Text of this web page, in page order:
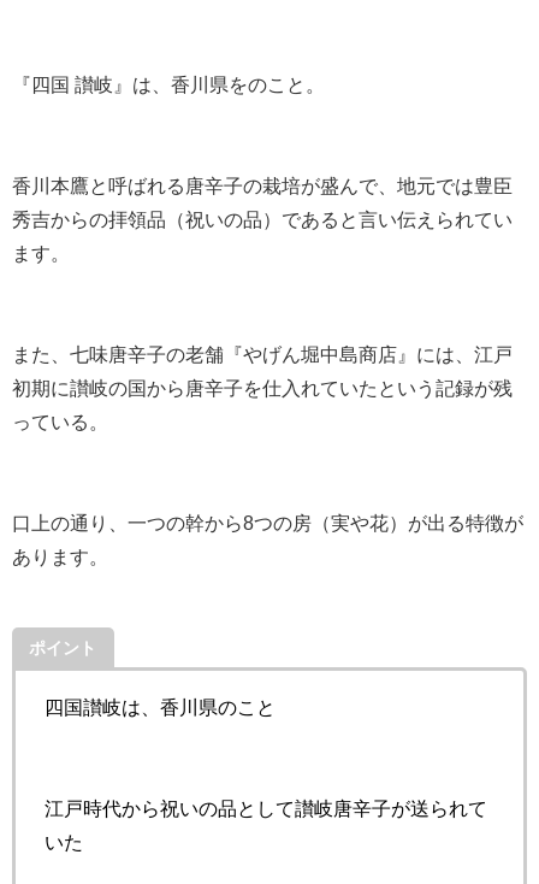
『四国 讃岐』は、香川県をのこと。
香川本鷹と呼ばれる唐辛子の栽培が盛んで、地元では豊臣
秀吉からの拝領品（祝いの品）であると言い伝えられてい
ます。
また、七味唐辛子の老舗『やげん堀中島商店』には、江戸
初期に讃岐の国から唐辛子を仕入れていたという記録が残
っている。
口上の通り、一つの幹から8つの房（実や花）が出る特徴が
あります。
ポイント
四国讃岐は、香川県のこと
江戸時代から祝いの品として讃岐唐辛子が送られて
いた